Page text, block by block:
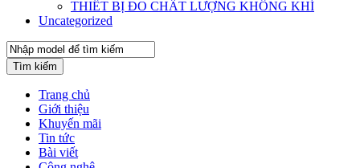
THIẾT BỊ ĐO CHẤT LƯỢNG KHÔNG KHÍ
Uncategorized
Tìm kiếm
Trang chủ
Giới thiệu
Khuyến mãi
Tin tức
Bài viết